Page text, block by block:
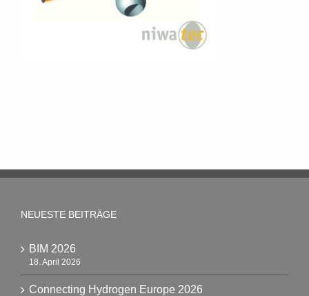
NEUESTE BEITRÄGE
BIM 2026
18. April 2026
Connecting Hydrogen Europe 2026